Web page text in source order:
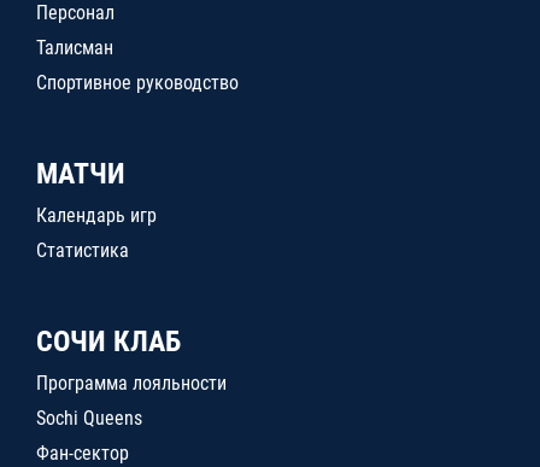
Персонал
Талисман
Спортивное руководство
МАТЧИ
Календарь игр
Статистика
СОЧИ КЛАБ
Программа лояльности
Sochi Queens
Фан-сектор